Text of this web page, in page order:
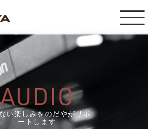
AUDIO
い楽しみをのだやがサポ
ートします